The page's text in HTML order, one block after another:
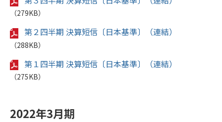
（279KB）
第２四半期 決算短信〔日本基準〕（連結）
（288KB）
第１四半期 決算短信〔日本基準〕（連結）
（275KB）
2022年3月期